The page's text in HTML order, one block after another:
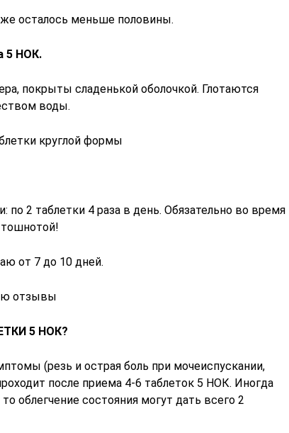
осталось меньше половины.
5 НОК.
покрыты сладенькой оболочкой. Глотаются
воды.
круглой формы
2 таблетки 4 раза в день. Обязательно во время
от 7 до 10 дней.
отзывы
5 НОК?
(резь и острая боль при мочеиспускании,
после приема 4-6 таблеток 5 НОК. Иногда
облегчение состояния могут дать всего 2